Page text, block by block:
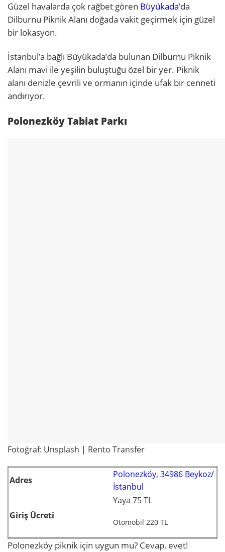
Güzel havalarda çok rağbet gören Büyükada’da
Dilburnu Piknik Alanı doğada vakit geçirmek için güzel
bir lokasyon.
İstanbul’a bağlı Büyükada’da bulunan Dilburnu Piknik
Alanı mavi ile yeşilin buluştuğu özel bir yer. Piknik
alanı denizle çevrili ve ormanın içinde ufak bir cenneti
andırıyor.
Polonezköy Tabiat Parkı
Fotoğraf: Unsplash | Rento Transfer
Adres
Polonezköy, 34986 Beykoz/
İstanbul
Giriş Ücreti
Yaya 75 TL
Otomobil 220 TL
Polonezköy piknik için uygun mu? Cevap, evet!